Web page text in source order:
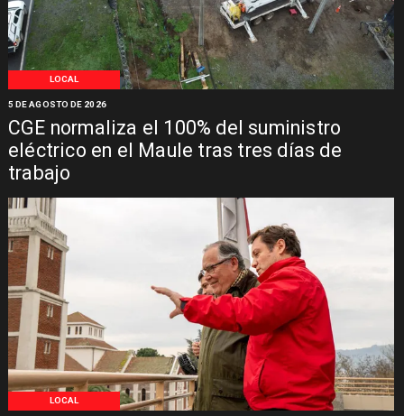
LOCAL
CGE normaliza el 100% del suministro
eléctrico en el Maule tras tres días de
trabajo
5 DE AGOSTO DE 2026
LOCAL